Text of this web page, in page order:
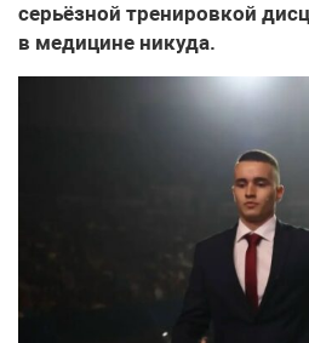
серьёзной тренировкой
в медицине никуда.